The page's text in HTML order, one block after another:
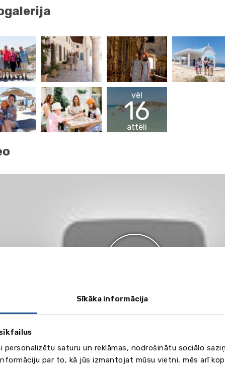
Sīkāka informācija
personalizētu saturu un reklāmas, nodrošinātu sociālo
par to, kā jūs izmantojat mūsu vietni, mēs arī
vēl
16
attēli